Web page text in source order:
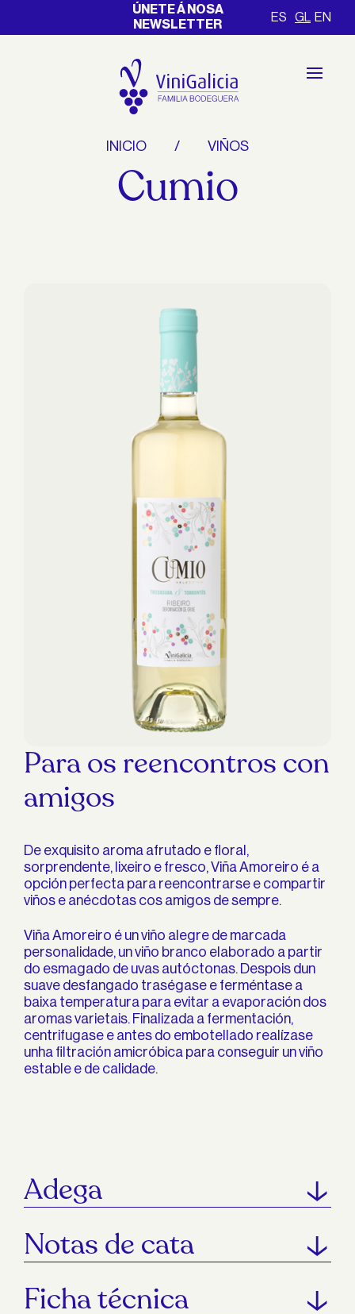
ÚNETE Á NOSA
NEWSLETTER
ES GL EN
INICIO VIÑOS
Cumio
Para os reencontros con
amigos
De exquisito aroma afrutado e floral,
sorprendente, lixeiro e fresco, Viña Amoreiro é a
opción perfecta para reencontrarse e compartir
viños e anécdotas cos amigos de sempre.
Viña Amoreiro é un viño alegre de marcada
personalidade, un viño branco elaborado a partir
do esmagado de uvas autóctonas. Despois dun
suave desfangado traségase e ferméntase a
baixa temperatura para evitar a evaporación dos
aromas varietais. Finalizada a fermentación,
centrifugase e antes do embotellado realízase
unha filtración amicróbica para conseguir un viño
estable e de calidade.
Adega
Notas de cata
Ficha técnica